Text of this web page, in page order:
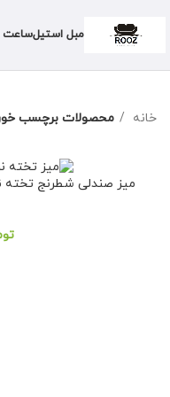
مبل استیلساعت
خانه محصولات برچسب
میز صندلی شطرنج تخته